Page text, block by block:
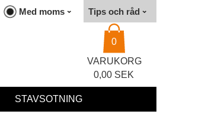
0
VARUKORG
0,00 SEK
Med moms Tips och råd
STAVSOTNING